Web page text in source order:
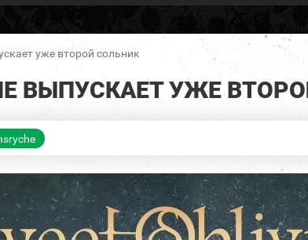
уже второй сольник
ВЫПУСКАЕТ УЖЕ